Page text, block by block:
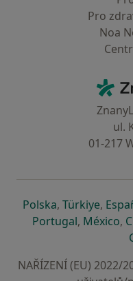
Pro
Noa
ul.
01-217
Polskase otevře v
, Türkiyese
,
Portugalse otevře
, México,
NAŘÍZENÍ (EU) 2022/